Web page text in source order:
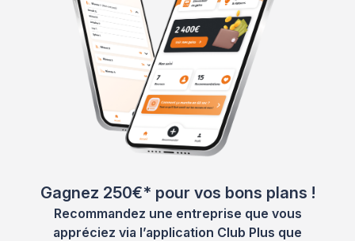
Gagnez 250€* pour vos bons plans !
Recommandez une entreprise que vous
appréciez via l’application Club Plus que